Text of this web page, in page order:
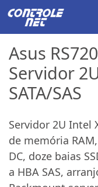
Asus
Servidor
SATA/SAS
Servidor 2U Intel
de memória
DC, doze baias
a HBA SAS,